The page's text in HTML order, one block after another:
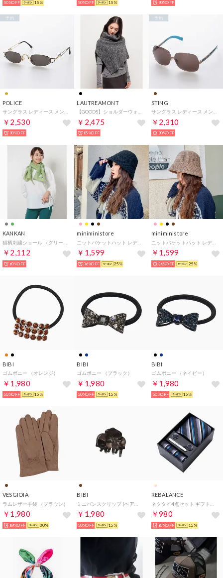
50%OFF 15% 50%OFF 15% 90%OFF
POLICE
￥2,530
予約
90%OFF
LAUTREAMONT
￥2,475
85%OFF
STING
￥2,310
予約
90%OFF
KANKAN
￥2,112
60%OFF
miniministore
￥1,599
36%OFF 25%
miniministore
ニットバケットハット レディース
￥1,599
36%OFF 25%
BIBI
ゴムポニー （オレンジ）
￥1,980
50%OFF 15%
BIBI
ゴムポニー （ブラック）
￥1,980
50%OFF 15%
BIBI
ゴムポニー （ネイビー）
￥1,980
50%OFF 15%
VESGIOIA
ラムレザー手袋 （ブラウン）
￥1,980
89%OFF 30%
BIBI
￥1,980
50%OFF 15%
REBALANCE
￥980
85%OFF 15%